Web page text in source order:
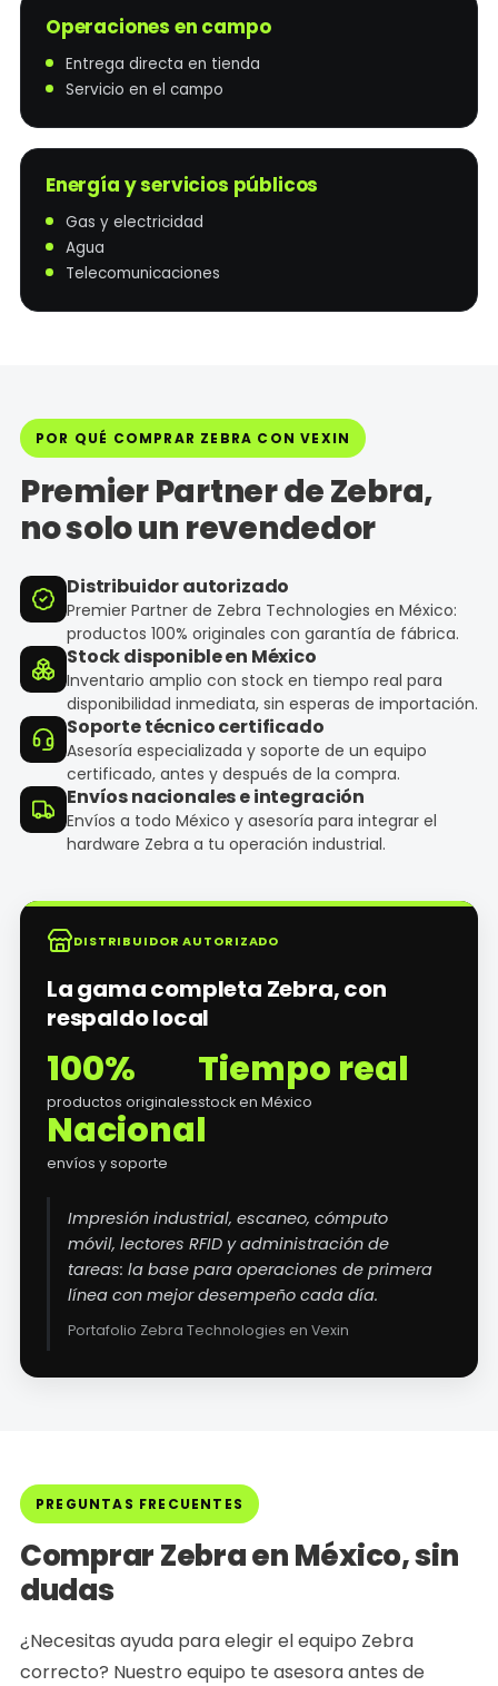
Operaciones en campo
Entrega directa en tienda
Servicio en el campo
Energía y servicios públicos
Gas y electricidad
Agua
Telecomunicaciones
POR QUÉ COMPRAR ZEBRA CON VEXIN
Premier Partner de Zebra,
no solo un revendedor
Distribuidor autorizado
Premier Partner de Zebra Technologies en México:
productos 100% originales con garantía de fábrica.
Stock disponible en México
Inventario amplio con stock en tiempo real para
disponibilidad inmediata, sin esperas de importación.
Soporte técnico certificado
Asesoría especializada y soporte de un equipo
certificado, antes y después de la compra.
Envíos nacionales e integración
Envíos a todo México y asesoría para integrar el
hardware Zebra a tu operación industrial.
DISTRIBUIDOR AUTORIZADO
La gama completa Zebra, con
respaldo local
100%
productos originales
Tiempo real
stock en México
Nacional
envíos y soporte
Impresión industrial, escaneo, cómputo
móvil, lectores RFID y administración de
tareas: la base para operaciones de primera
línea con mejor desempeño cada día.
Portafolio Zebra Technologies en Vexin
PREGUNTAS FRECUENTES
Comprar Zebra en México, sin
dudas
¿Necesitas ayuda para elegir el equipo Zebra
correcto? Nuestro equipo te asesora antes de